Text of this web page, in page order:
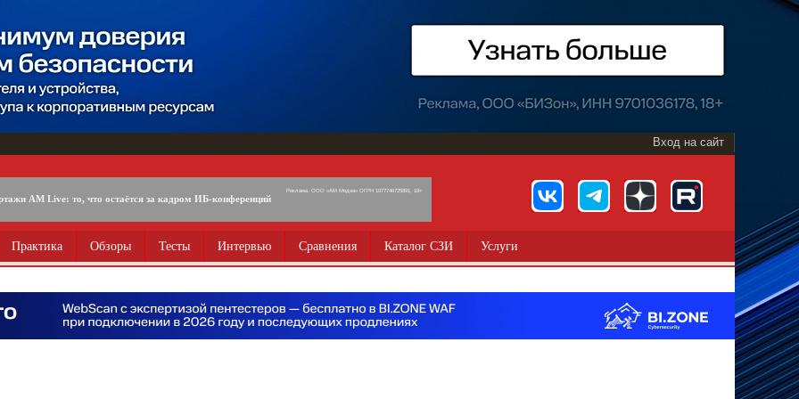
Вход на сайт
AM Live: то, что остаётся за кадром ИБ-конференций
Реклама. ООО «АМ Медиа» ОГРН 1077746725891, 18+
Практика Обзоры Тесты Интервью Сравнения Каталог СЗИ Услуги